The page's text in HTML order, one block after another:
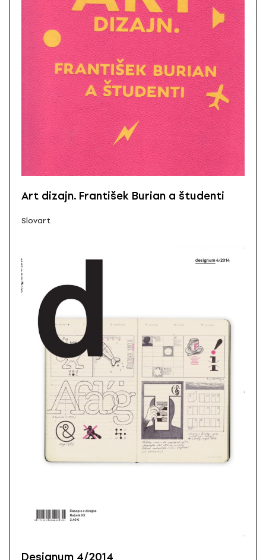
Art dizajn. František Burian a študenti
Slovart
Designum 4/2014